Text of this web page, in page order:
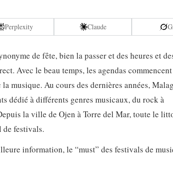
Perplexity Claude
de fête, bien la passer et des heures et
Avec le beau temps, les agendas
musique. Au cours des dernières années,
dédié à différents genres musicaux, du rock à
la ville de Ojen à Torre del Mar, toute le
de festivals.
information, le “must” des festivals de